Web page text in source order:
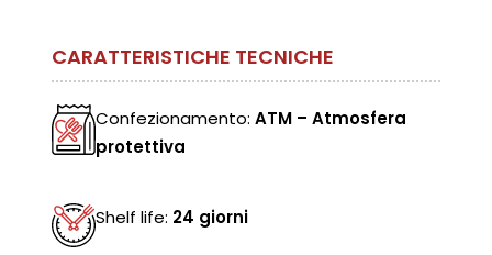
CARATTERISTICHE TECNICHE
Confezionamento: ATM – Atmosfera
protettiva
Shelf life: 24 giorni